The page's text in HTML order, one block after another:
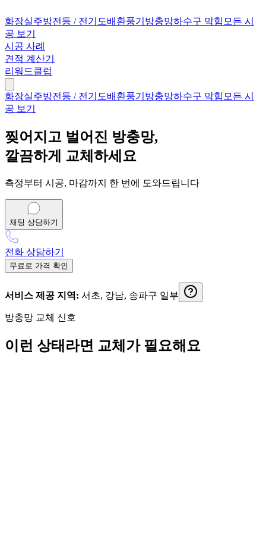
화장실주방전등 / 전기 도배 환풍기 방충망하수구 막힘 모든 시
공 보기
시공 사례
견적 계산기
리워드클럽
화장실주방전등 / 전기 도배 환풍기 방충망하수구 막힘 모든 시
공 보기
찢어지고 벌어진 방충망,
깔끔하게 교체하세요
측정부터 시공, 마감까지 한 번에 도와드립니다
채팅 상담하기
전화 상담하기
무료로 가격 확인
서비스 제공 지역: 서초, 강남, 송파구 일부
방충망 교체 신호
이런 상태라면 교체가 필요해요